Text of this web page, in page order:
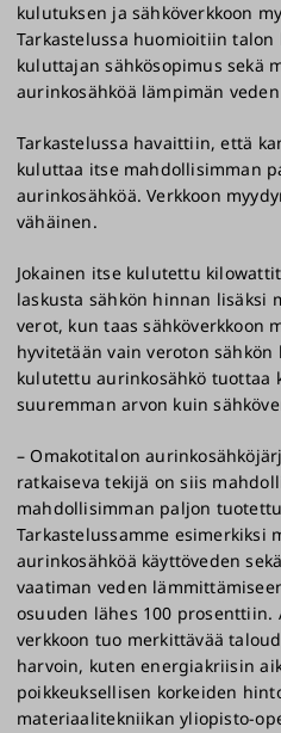
kulutuksen ja sähköverkkoon
Tarkastelussa huomioitiin
kuluttajan sähkösopimus sekä
aurinkosähköä lämpimän
Tarkastelussa havaittiin, että
kuluttaa itse mahdollisimman
aurinkosähköä. Verkkoon
vähäinen.
Jokainen itse kulutettu
laskusta sähkön hinnan lisäksi
verot, kun taas sähköverkkoon
hyvitetään vain veroton
kulutettu aurinkosähkö tuottaa
suuremman arvon kuin
– Omakotitalon
ratkaiseva tekijä on siis
mahdollisimman paljon
Tarkastelussamme esimerkiksi
aurinkosähköä käyttöveden
vaatiman veden
osuuden lähes 100 prosenttiin.
verkkoon tuo merkittävää
harvoin, kuten energiakriisin
poikkeuksellisen korkeiden
materiaalitekniikan yliopisto-